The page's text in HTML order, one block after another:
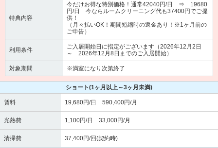
特典内容
今だけお得な特別価格！通常42040円/日 ⇒ 19680
円/日 今ならルームクリーニング代も37400円でご提
供！
（月々払いOK！期間短縮時の返金あり！※1ヶ月前の
ご申告）
利用条件
ご入居開始日に指定がございます（2026年12月2日
～ 2026年12月8日までのご入居開始）
対象期間 ※満室になり次第終了
ショート(1ヶ月以上～3ヶ月未満)
賃料 19,680円/日 590,400円/月
光熱費 1,100円/日 33,000円/月
清掃費 37,400円/回(契約時)